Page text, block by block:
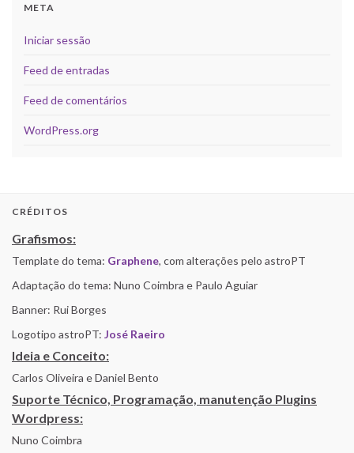
META
Iniciar sessão
Feed de entradas
Feed de comentários
WordPress.org
CRÉDITOS
Grafismos:
Template do tema: Graphene, com alterações pelo astroPT
Adaptação do tema: Nuno Coimbra e Paulo Aguiar
Banner: Rui Borges
Logotipo astroPT: José Raeiro
Ideia e Conceito:
Carlos Oliveira e Daniel Bento
Suporte Técnico, Programação, manutenção Plugins
Wordpress:
Nuno Coimbra